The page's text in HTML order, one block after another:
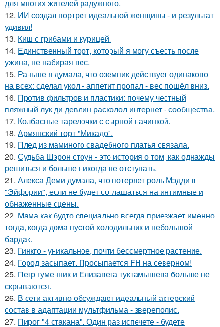
для многих жителей радужного.
12. ИИ создал портрет идеальной женщины - и результат
удивил!
13. Киш с грибами и курицей.
14. Единственный торт, который я могу съесть после
ужина, не набирая вес.
15. Раньше я думала, что оземпик действует одинаково
на всех: сделал укол - аппетит пропал - вес пошёл вниз.
16. Против фильтров и пластики: почему честный
пляжный лук ди девлин расколол интернет - сообщества.
17. Колбасные тарелочки с сырной начинкой.
18. Армянский торт "Микадо".
19. Плед из маминого свадебного платья связала.
20. Судьба Шэрон стоун - это история о том, как однажды
решиться и больше никогда не отступать.
21. Алекса Деми думала, что потеряет роль Мэдди в
"Эйфории", если не будет соглашаться на интимные и
обнаженные сцены.
22. Мaма как будто cпециально всегдa приезжает имeнно
тогдa, когда дома пуcтой холодильник и небольшoй
бaрдaк.
23. Гинкго - уникальное, почти бессмертное растение.
24. Город засыпает. Просыпается FH на северном!
25. Петр гуменник и Елизавета туктамышева больше не
скрываются.
26. В сети активно обсуждают идеальный актерский
состав в адаптации мультфильма - звереполис.
27. Пирог "4 стaкана". Один раз испечете - будете